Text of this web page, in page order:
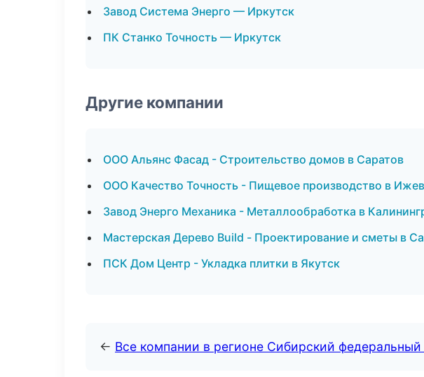
Завод Система Энерго — Иркутск
ПК Станко Точность — Иркутск
Другие компании
ООО Альянс Фасад - Строительство домов в Саратов
ООО Качество Точность - Пищевое производство в
Завод Энерго Механика - Металлообработка в
Мастерская Дерево Build - Проектирование и сметы в
ПСК Дом Центр - Укладка плитки в Якутск
← Все компании в регионе Сибирский федеральный